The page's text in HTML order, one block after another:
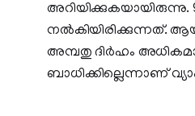
അറിയിക്കുകയായിരുന്നു.
നല്‍കിയിരിക്കുന്നത്.
അമ്പതു ദിര്‍ഹം
ബാധിക്കില്ലെന്നാണ്